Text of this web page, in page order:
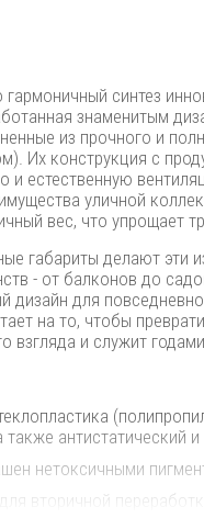
гармоничный синтез
знаменитым
из прочного и
Их конструкция с
и естественную
уличной
вес, что упрощает
габариты делают эти
- от балконов до
дизайн для
на то, чтобы
взгляда и служит
антистатический
нетоксичными
вторичной